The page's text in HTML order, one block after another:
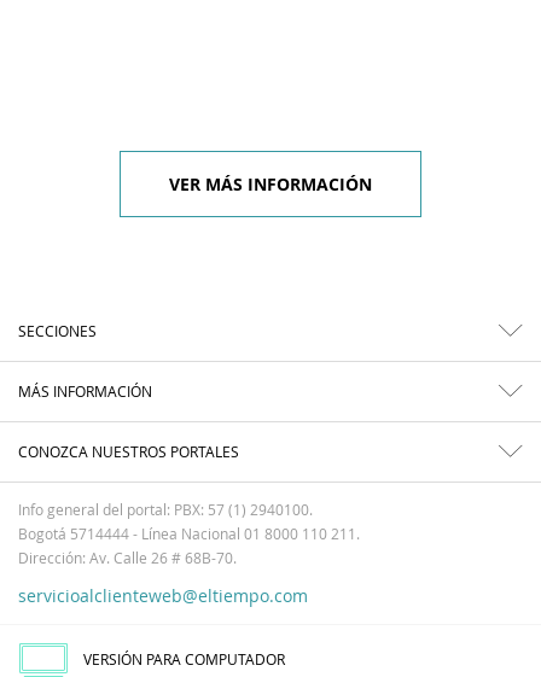
VER MÁS INFORMACIÓN
SECCIONES
MÁS INFORMACIÓN
CONOZCA NUESTROS PORTALES
Info general del portal: PBX: 57 (1) 2940100.
Bogotá 5714444 - Línea Nacional 01 8000 110 211.
Dirección: Av. Calle 26 # 68B-70.
servicioalclienteweb@eltiempo.com
VERSIÓN PARA COMPUTADOR